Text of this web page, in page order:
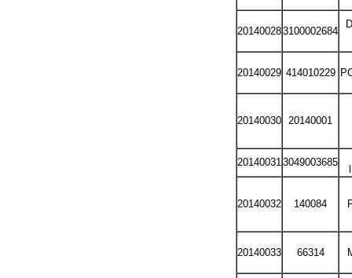
201400283100002684
20140029 414010229
20140030 20140001
20140031 3049003685
20140032 140084
20140033 66314